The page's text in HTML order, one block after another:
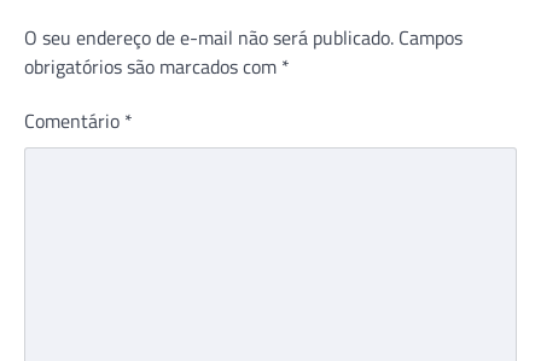
O seu endereço de e-mail não será publicado. Campos
obrigatórios são marcados com *
Comentário *